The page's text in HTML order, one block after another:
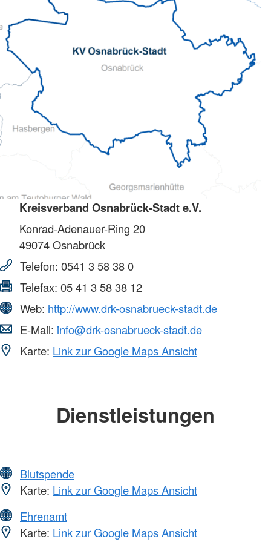
Kreisverband Osnabrück-Stadt e.V.
Konrad-Adenauer-Ring 20
49074Osnabrück
Telefon: 0541 3 58 38 0
Telefax: 05 41 3 58 38 12
Web: http://www.drk-osnabrueck-stadt.de
E-Mail: info@drk-osnabrueck-stadt.de
Karte: Link zur Google Maps Ansicht
Dienstleistungen
Blutspende
Karte: Link zur Google Maps Ansicht
Ehrenamt
Karte: Link zur Google Maps Ansicht